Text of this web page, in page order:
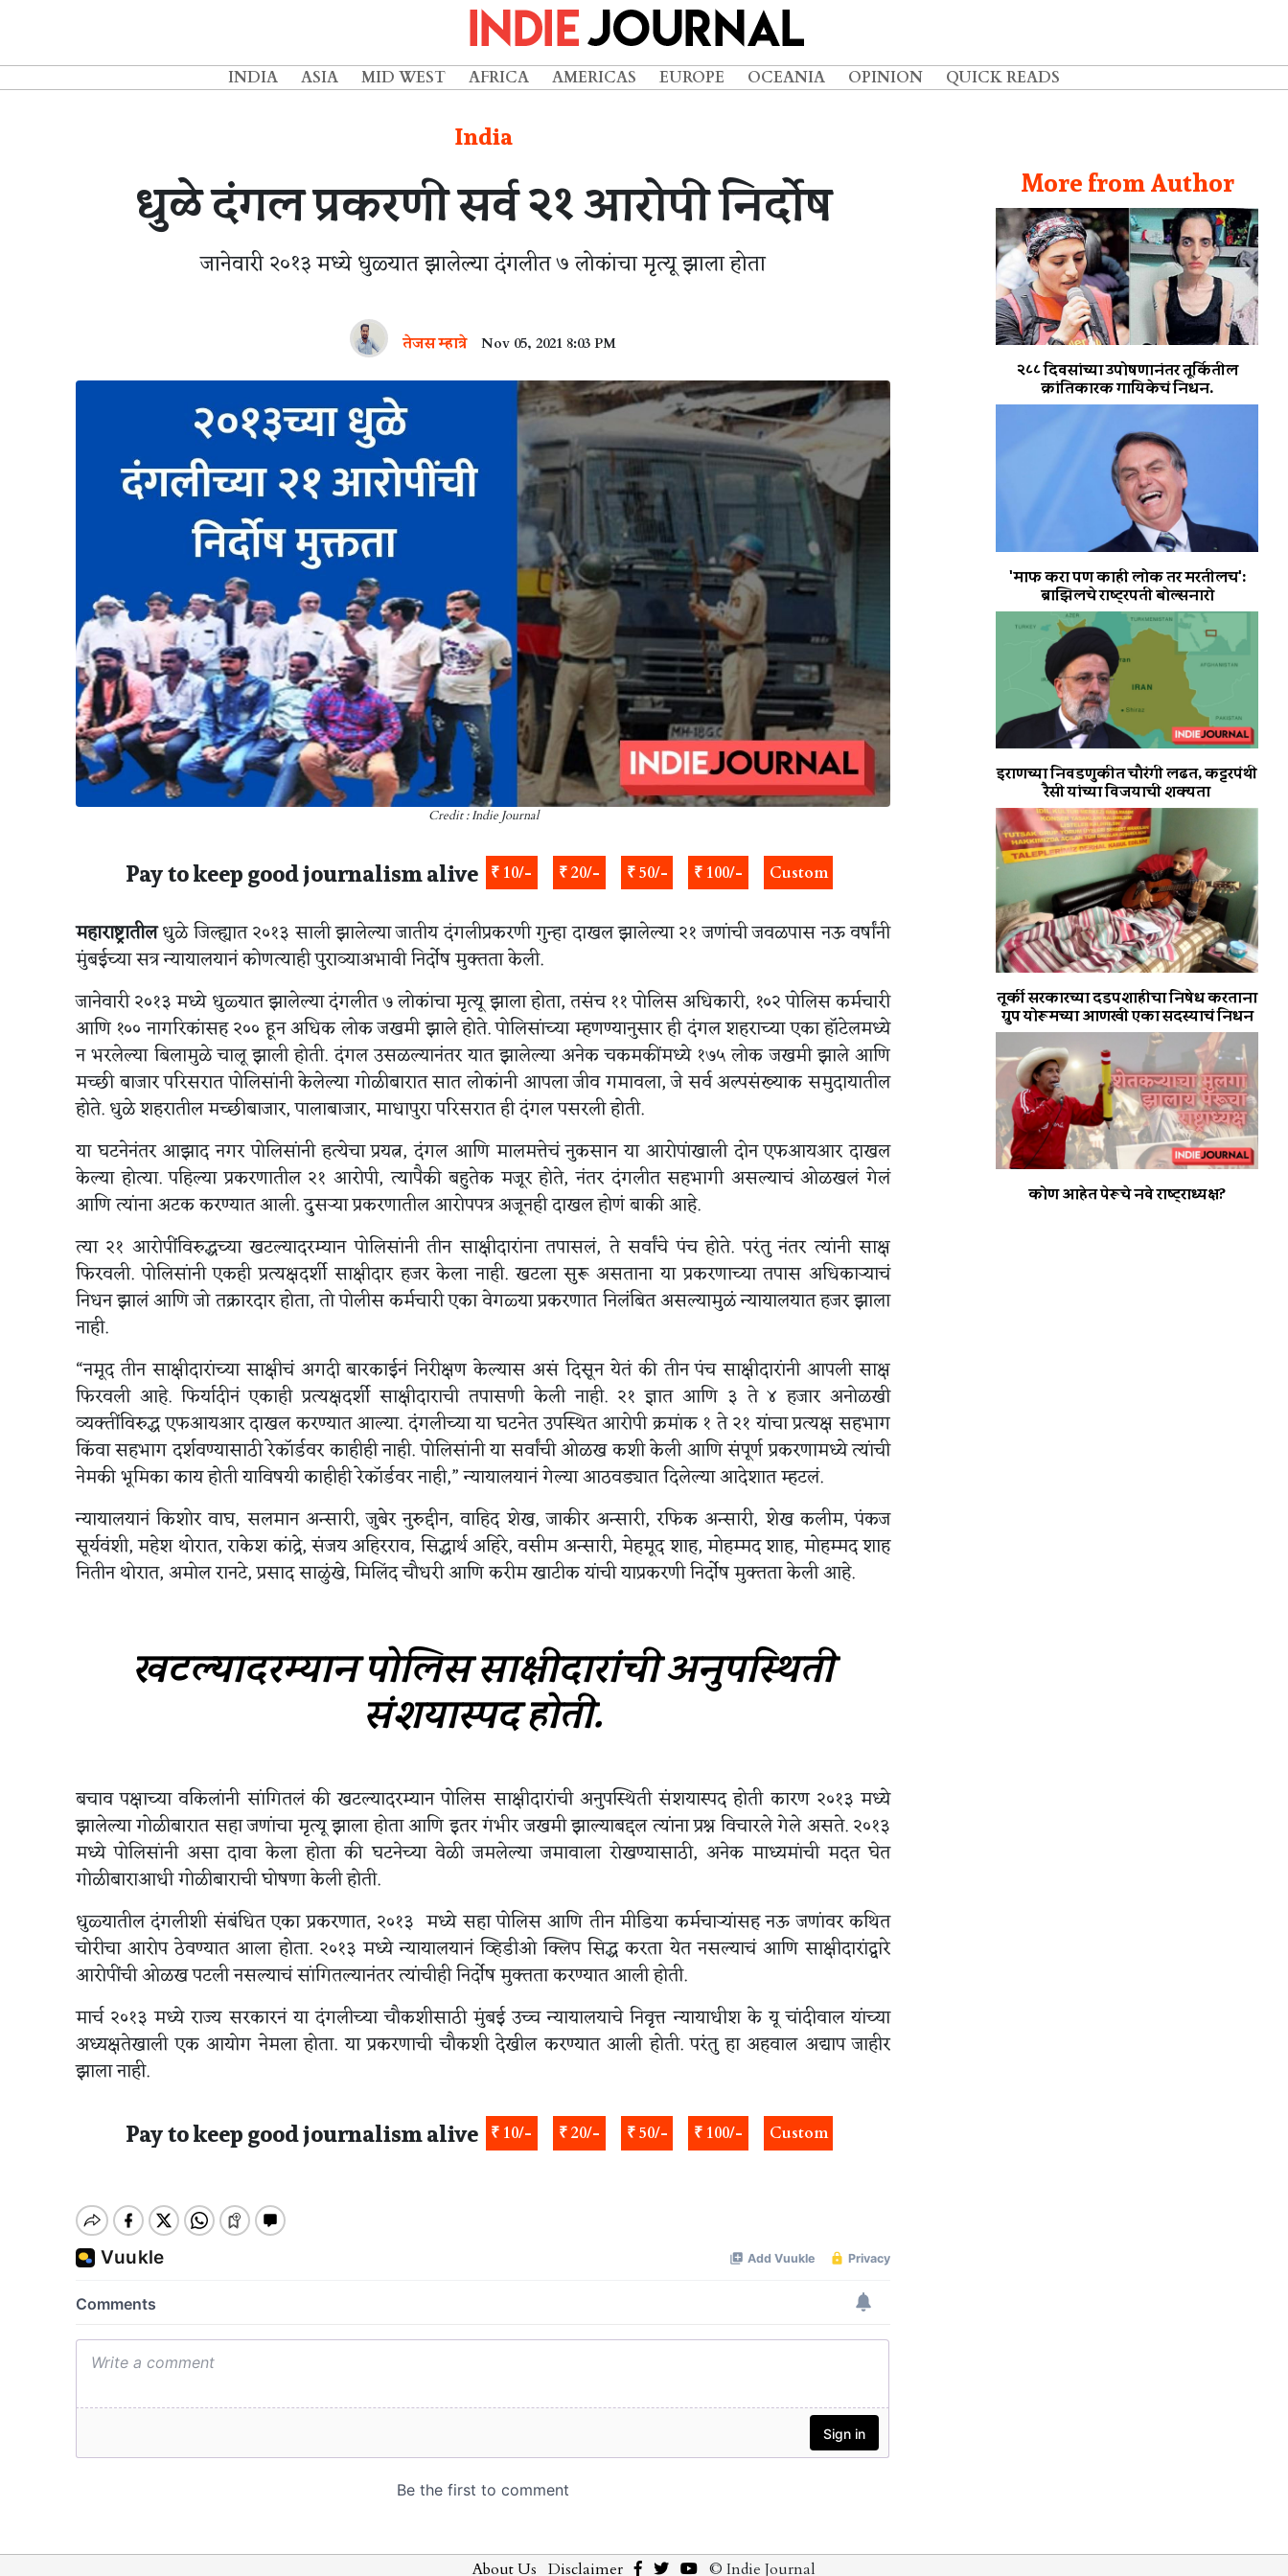
INDIA ASIA MID WEST AFRICA AMERICAS EUROPE OCEANIA OPINION QUICK READS
India
धुळे दंगल प्रकरणी सर्व २१ आरोपी निर्दोष
जानेवारी २०१३ मध्ये धुळ्यात झालेल्या दंगलीत ७ लोकांचा मृत्यू झाला होता
तेजस म्हात्रे Nov 05, 2021 8:03 PM
Credit : Indie Journal
Pay to keep good journalism alive ₹ 10/- ₹ 20/- ₹ 50/- ₹ 100/- Custom
महाराष्ट्रातीलधुळे जिल्ह्यात २०१३ साली झालेल्या जातीय दंगलीप्रकरणी गुन्हा दाखल झालेल्या २१ जणांची जवळपास नऊ वर्षांनी
मुंबईच्या सत्र न्यायालयानं कोणत्याही पुराव्याअभावी निर्दोष मुक्तता केली.
जानेवारी २०१३ मध्ये धुळ्यात झालेल्या दंगलीत ७ लोकांचा मृत्यू झाला होता, तसंच ११ पोलिस अधिकारी, १०२ पोलिस कर्मचारी
आणि १०० नागरिकांसह २०० हून अधिक लोक जखमी झाले होते. पोलिसांच्या म्हणण्यानुसार ही दंगल शहराच्या एका हॉटेलमध्ये
न भरलेल्या बिलामुळे चालू झाली होती. दंगल उसळल्यानंतर यात झालेल्या अनेक चकमकींमध्ये १७५ लोक जखमी झाले आणि
मच्छी बाजार परिसरात पोलिसांनी केलेल्या गोळीबारात सात लोकांनी आपला जीव गमावला, जे सर्व अल्पसंख्याक समुदायातील
होते. धुळे शहरातील मच्छीबाजार, पालाबाजार, माधापुरा परिसरात ही दंगल पसरली होती.
या घटनेनंतर आझाद नगर पोलिसांनी हत्येचा प्रयत्न, दंगल आणि मालमत्तेचं नुकसान या आरोपांखाली दोन एफआयआर दाखल
केल्या होत्या. पहिल्या प्रकरणातील २१ आरोपी, त्यापैकी बहुतेक मजूर होते, नंतर दंगलीत सहभागी असल्याचं ओळखलं गेलं
आणि त्यांना अटक करण्यात आली. दुसऱ्या प्रकरणातील आरोपपत्र अजूनही दाखल होणं बाकी आहे.
त्या २१ आरोपींविरुद्धच्या खटल्यादरम्यान पोलिसांनी तीन साक्षीदारांना तपासलं, ते सर्वांचे पंच होते. परंतु नंतर त्यांनी साक्ष
फिरवली. पोलिसांनी एकही प्रत्यक्षदर्शी साक्षीदार हजर केला नाही. खटला सुरू असताना या प्रकरणाच्या तपास अधिकाऱ्याचं
निधन झालं आणि जो तक्रारदार होता, तो पोलीस कर्मचारी एका वेगळ्या प्रकरणात निलंबित असल्यामुळं न्यायालयात हजर झाला
नाही.
“नमूद तीन साक्षीदारांच्या साक्षीचं अगदी बारकाईनं निरीक्षण केल्यास असं दिसून येतं की तीन पंच साक्षीदारांनी आपली साक्ष
फिरवली आहे. फिर्यादीनं एकाही प्रत्यक्षदर्शी साक्षीदाराची तपासणी केली नाही. २१ ज्ञात आणि ३ ते ४ हजार अनोळखी
व्यक्तींविरुद्ध एफआयआर दाखल करण्यात आल्या. दंगलीच्या या घटनेत उपस्थित आरोपी क्रमांक १ ते २१ यांचा प्रत्यक्ष सहभाग
किंवा सहभाग दर्शवण्यासाठी रेकॉर्डवर काहीही नाही. पोलिसांनी या सर्वांची ओळख कशी केली आणि संपूर्ण प्रकरणामध्ये त्यांची
नेमकी भूमिका काय होती याविषयी काहीही रेकॉर्डवर नाही,” न्यायालयानं गेल्या आठवड्यात दिलेल्या आदेशात म्हटलं.
न्यायालयानं किशोर वाघ, सलमान अन्सारी, जुबेर नुरुद्दीन, वाहिद शेख, जाकीर अन्सारी, रफिक अन्सारी, शेख कलीम, पंकज
सूर्यवंशी, महेश थोरात, राकेश कांद्रे, संजय अहिरराव, सिद्धार्थ अहिरे, वसीम अन्सारी, मेहमूद शाह, मोहम्मद शाह, मोहम्मद शाह
नितीन थोरात, अमोल रानटे, प्रसाद साळुंखे, मिलिंद चौधरी आणि करीम खाटीक यांची याप्रकरणी निर्दोष मुक्तता केली आहे.
खटल्यादरम्यान पोलिस साक्षीदारांची अनुपस्थिती
संशयास्पद होती.
बचाव पक्षाच्या वकिलांनी सांगितलं की खटल्यादरम्यान पोलिस साक्षीदारांची अनुपस्थिती संशयास्पद होती कारण २०१३ मध्ये
झालेल्या गोळीबारात सहा जणांचा मृत्यू झाला होता आणि इतर गंभीर जखमी झाल्याबद्दल त्यांना प्रश्न विचारले गेले असते. २०१३
मध्ये पोलिसांनी असा दावा केला होता की घटनेच्या वेळी जमलेल्या जमावाला रोखण्यासाठी, अनेक माध्यमांची मदत घेत
गोळीबाराआधी गोळीबाराची घोषणा केली होती.
धुळ्यातील दंगलीशी संबंधित एका प्रकरणात, २०१३ मध्ये सहा पोलिस आणि तीन मीडिया कर्मचार्‍यांसह नऊ जणांवर कथित
चोरीचा आरोप ठेवण्यात आला होता. २०१३ मध्ये न्यायालयानं व्हिडीओ क्लिप सिद्ध करता येत नसल्याचं आणि साक्षीदारांद्वारे
आरोपींची ओळख पटली नसल्याचं सांगितल्यानंतर त्यांचीही निर्दोष मुक्तता करण्यात आली होती.
मार्च २०१३ मध्ये राज्य सरकारनं या दंगलीच्या चौकशीसाठी मुंबई उच्च न्यायालयाचे निवृत्त न्यायाधीश के यू चांदीवाल यांच्या
अध्यक्षतेखाली एक आयोग नेमला होता. या प्रकरणाची चौकशी देखील करण्यात आली होती. परंतु हा अहवाल अद्याप जाहीर
झाला नाही.
Pay to keep good journalism alive ₹ 10/- ₹ 20/- ₹ 50/- ₹ 100/- Custom
More from Author
२८८ दिवसांच्या उपोषणानंतर तूर्कितील
क्रांतिकारक गायिकेचं निधन.
'माफ करा पण काही लोक तर मरतीलच':
ब्राझिलचे राष्ट्रपती बोल्सनारो
इराणच्या निवडणुकीत चौरंगी लढत, कट्टरपंथी
रैसी यांच्या विजयाची शक्यता
तूर्की सरकारच्या दडपशाहीचा निषेध करताना
ग्रुप योरूमच्या आणखी एका सदस्याचं निधन
कोण आहेत पेरूचे नवे राष्ट्राध्यक्ष?
About Us Disclaimer © Indie Journal